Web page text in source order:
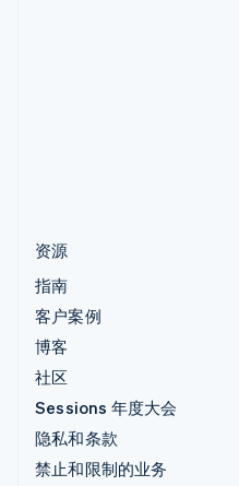
资源
指南
客户案例
博客
社区
Sessions 年度大会
隐私和条款
禁止和限制的业务